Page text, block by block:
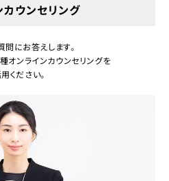
カウンセリング
問にお答えします。
オンラインカウンセリングを
ください。